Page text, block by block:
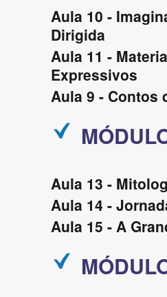
Aula 10 -
Dirigida
Aula 11 -
Expressivos
Aula 9 - Contos
Aula 13 -
Aula 14 -
Aula 15 - A